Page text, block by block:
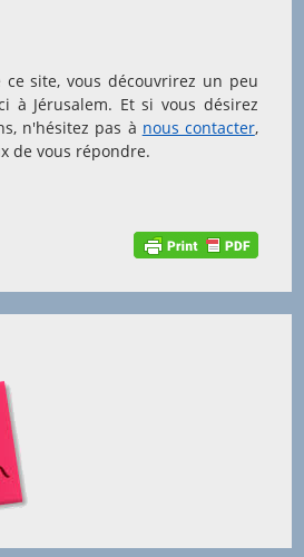
site, vous découvrirez un peu
à Jérusalem. Et si vous désirez
n'hésitez pas à nous contacter,
de vous répondre.